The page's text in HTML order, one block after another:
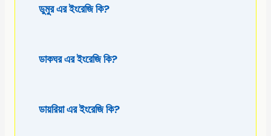
ডুমুর এর ইংরেজি কি?
ডাকঘর এর ইংরেজি কি?
ডায়রিয়া এর ইংরেজি কি?